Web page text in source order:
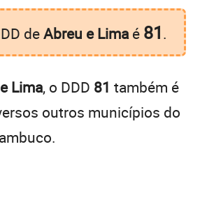
deAbreu e Lima é 81.
Lima, o DDD 81 também é
outros municípios do